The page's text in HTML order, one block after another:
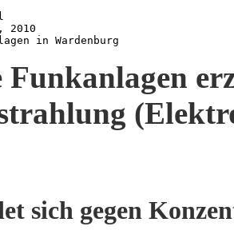
2010
Funkanlagen
sich gegen